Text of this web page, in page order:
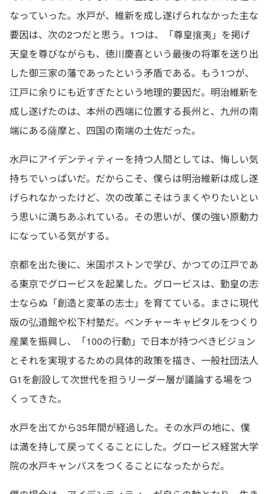
なっていった。水戸が、維新を成し遂げられなかった主な
要因は、次の2つだと思う。1つは、「尊皇攘夷」を掲げ
天皇を尊びながらも、徳川慶喜という最後の将軍を送り出
した御三家の藩であったという矛盾である。もう1つが、
江戸に余りにも近すぎたという地理的要因だ。明治維新を
成し遂げたのは、本州の西端に位置する長州と、九州の南
端にある薩摩と、四国の南端の土佐だった。
水戸にアイデンティティーを持つ人間としては、悔しい気
持ちでいっぱいだ。だからこそ、僕らは明治維新は成し遂
げられなかったけど、次の改革こそはうまくやりたいとい
う思いに満ちあふれている。その思いが、僕の強い原動力
になっている気がする。
京都を出た後に、米国ボストンで学び、かつての江戸であ
る東京でグロービスを起業した。グロービスは、勤皇の志
士ならぬ「創造と変革の志士」を育てている。まさに現代
版の弘道館や松下村塾だ。ベンチャーキャピタルをつくり
産業を振興し、「100の行動」で日本が持つべきビジョン
とそれを実現するための具体的政策を描き、一般社団法人
G1を創設して次世代を担うリーダー層が議論する場をつ
くってきた。
水戸を出てから35年間が経過した。その水戸の地に、僕
は満を持して戻ってくることにした。グロービス経営大学
院の水戸キャンパスをつくることになったからだ。